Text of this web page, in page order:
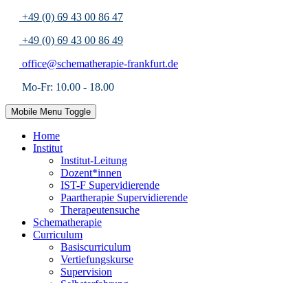
+49 (0) 69 43 00 86 47
+49 (0) 69 43 00 86 49
office@schematherapie-frankfurt.de
Mo-Fr: 10.00 - 18.00
Mobile Menu Toggle
Home
Institut
Institut-Leitung
Dozent*innen
IST-F Supervidierende
Paartherapie Supervidierende
Therapeutensuche
Schematherapie
Curriculum
Basiscurriculum
Vertiefungskurse
Supervision